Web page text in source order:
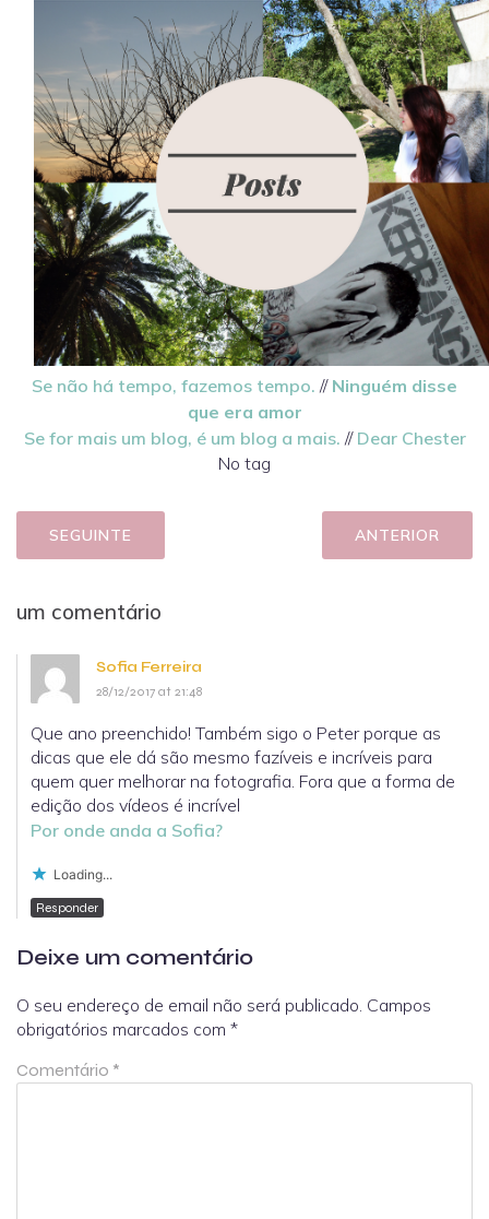
Se não há tempo, fazemos tempo. // Ninguém disse
que era amor
Se for mais um blog, é um blog a mais. // Dear Chester
No tag
SEGUINTE ANTERIOR
um comentário
Sofia Ferreira
28/12/2017 at 21:48
Que ano preenchido! Também sigo o Peter porque as
dicas que ele dá são mesmo fazíveis e incríveis para
quem quer melhorar na fotografia. Fora que a forma de
edição dos vídeos é incrível
Por onde anda a Sofia?
Loading...
Responder
Deixe um comentário
O seu endereço de email não será publicado. Campos
obrigatórios marcados com *
Comentário *